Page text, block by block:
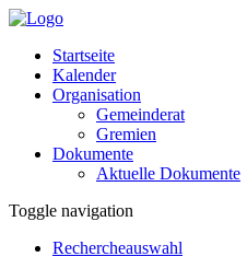
Startseite
Kalender
Organisation
Gemeinderat
Gremien
Dokumente
Aktuelle Dokumente
Toggle navigation
Rechercheauswahl